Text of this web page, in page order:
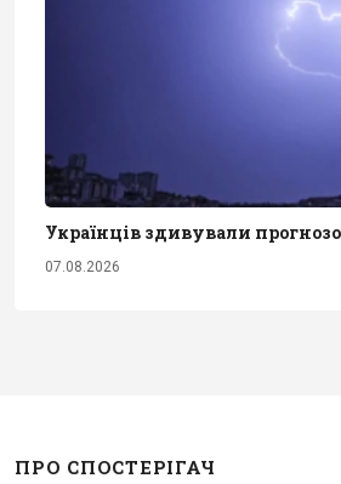
Українців здивували
07.08.2026
ПРО СПОСТЕРІГАЧ